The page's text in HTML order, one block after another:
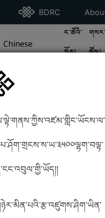
Go To BDRC
BDRC Go
GO TOCHINESE TRADITION
Chinese
GO TO
ང་ཚོའི་
སྐོར།
GO
ཚོལ།
to find things?